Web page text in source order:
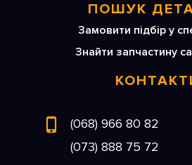
ПОШУК
Замовити підбір у
Знайти запчастину
(068) 966 80 82
(073) 888 75 72